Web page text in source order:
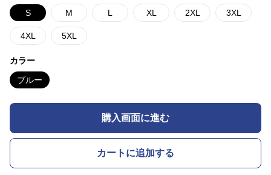
S M L XL 2XL 3XL
4XL 5XL
カラー
ブルー
購入画面に進む
カートに追加する